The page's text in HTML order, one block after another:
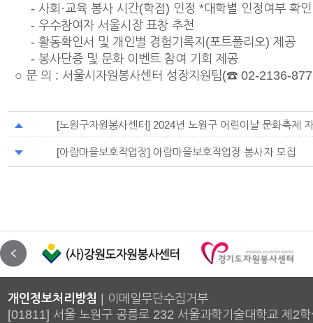
- 사회·교육 봉사 시간(학점) 인정 *대학별 인정여부 확
- 우수참여자 서울시장 표창 추천
- 활동확인서 및 개인별 경험기록지(포트폴리오) 제공
- 봉사단증 및 문화 이벤트 참여 기회 제공
○ 문 의 : 서울시자원봉사센터 성장지원팀(☎ 02-2136-
[노원구자원봉사센터] 2024년 노원구 어린이날 문화축제
[아람마을보호작업장] 아람마을보호작업장 봉사자 모집
개인정보처리방침
이메일무단수집거부
[01811] 서울 노원구 공릉로 232 서울과학기술대학교 제2